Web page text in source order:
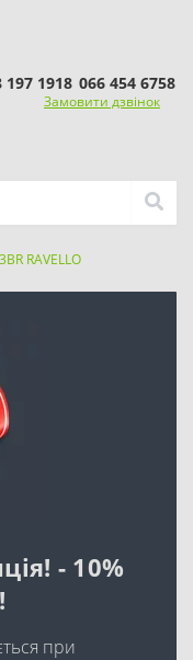
197 1918 066 454 6758
Замовити дзвінок
RAVELLO
- 10%
при